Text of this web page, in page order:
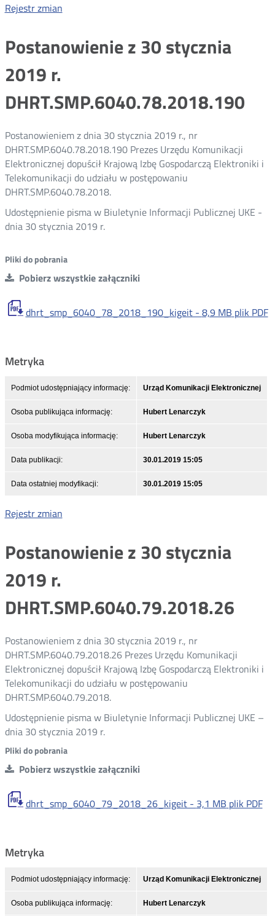
Rejestr zmian
Postanowienie z 30 stycznia
2019 r.
DHRT.SMP.6040.78.2018.190
Postanowieniem z dnia 30 stycznia 2019 r., nr
DHRT.SMP.6040.78.2018.190 Prezes Urzędu Komunikacji
Elektronicznej dopuścił Krajową Izbę Gospodarczą Elektroniki i
Telekomunikacji do udziału w postępowaniu
DHRT.SMP.6040.78.2018.
Udostępnienie pisma w Biuletynie Informacji Publicznej UKE -
dnia 30 stycznia 2019 r.
Pliki do pobrania
Pobierz wszystkie załączniki
dhrt_smp_6040_78_2018_190_kigeit - 8,9 MB plik PDF
Metryka
Podmiot udostępniający informację: Urząd Komunikacji Elektronicznej
Osoba publikująca informację: Hubert Lenarczyk
Osoba modyfikująca informację: Hubert Lenarczyk
Data publikacji: 30.01.2019 15:05
Data ostatniej modyfikacji: 30.01.2019 15:05
Rejestr zmian
Postanowienie z 30 stycznia
2019 r.
DHRT.SMP.6040.79.2018.26
Postanowieniem z dnia 30 stycznia 2019 r., nr
DHRT.SMP.6040.79.2018.26 Prezes Urzędu Komunikacji
Elektronicznej dopuścił Krajową Izbę Gospodarczą Elektroniki i
Telekomunikacji do udziału w postępowaniu
DHRT.SMP.6040.79.2018.
Udostępnienie pisma w Biuletynie Informacji Publicznej UKE –
dnia 30 stycznia 2019 r.
Pliki do pobrania
Pobierz wszystkie załączniki
dhrt_smp_6040_79_2018_26_kigeit - 3,1 MB plik PDF
Metryka
Podmiot udostępniający informację: Urząd Komunikacji Elektronicznej
Osoba publikująca informację: Hubert Lenarczyk